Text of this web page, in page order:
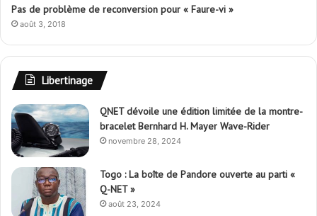
Pas de problème de reconversion pour « Faure-vi »
août 3, 2018
Libertinage
QNET dévoile une édition limitée de la montre-
bracelet Bernhard H. Mayer Wave-Rider
novembre 28, 2024
Togo : La boîte de Pandore ouverte au parti «
Q-NET »
août 23, 2024